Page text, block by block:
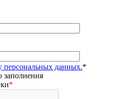
персональных данных.*
заполнения
*